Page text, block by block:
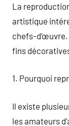
La
artistique
chefs-
fins
1. Pourquoi
Il existe
les amateurs